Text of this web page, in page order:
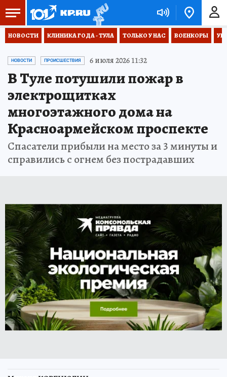
НОВОСТИ КЛИНИКА ГОДА - ТУЛА ТОЛЬКО У НАС ВОЕНКОРЫ
НОВОСТИ ПРОИСШЕСТВИЯ 6 июля 2026 11:32
В Туле потушили пожар в
электрощитках
многоэтажного дома на
Красноармейском проспекте
Спасатели прибыли на место за 3 минуты и
справились с огнем без пострадавших